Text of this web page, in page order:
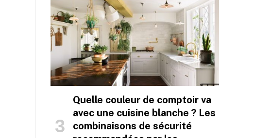
Quelle couleur de comptoir va
avec une cuisine blanche ? Les
combinaisons de sécurité